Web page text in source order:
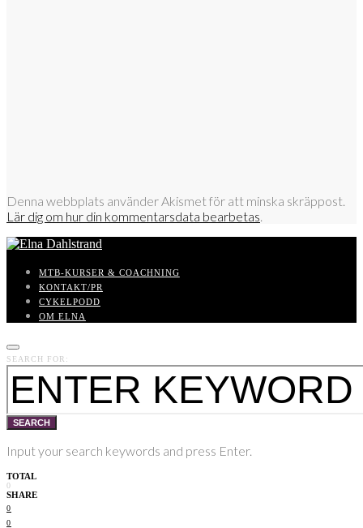
Denna webbplats använder Akismet för att minska skräppost.
Lär dig om hur din kommentarsdata bearbetas.
MTB-KURSER & COACHNING
KONTAKT/PR
CYKELPODD
OM ELNA
SEARCH FOR:
SEARCH
Input your search keywords and press Enter.
TOTAL
0
SHARE
0
0